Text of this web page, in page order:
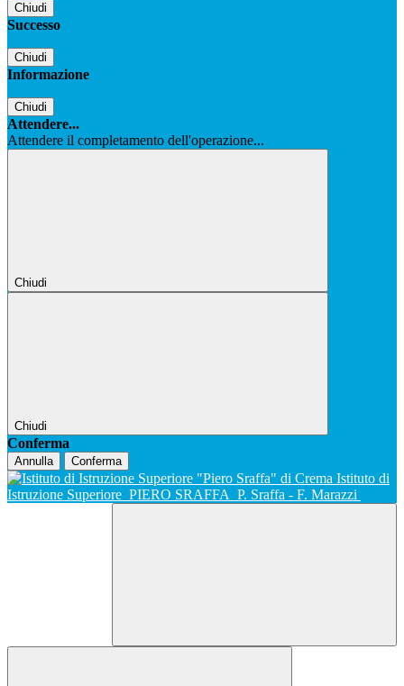
Chiudi
Successo
Chiudi
Informazione
Chiudi
Attendere...
Attendere il completamento dell'operazione...
Chiudi
Chiudi
Conferma
Annulla Conferma
Istituto di
Istruzione Superiore PIERO SRAFFA P. Sraffa - F. Marazzi